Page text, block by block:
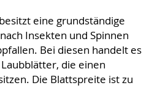
eine grundständige
Insekten und Spinnen
Bei diesen handelt es
die einen
Die Blattspreite ist zu